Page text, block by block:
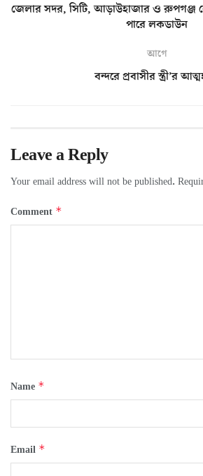
জেলার সদর, সিটি, আড়াউহাজার ও রুপগঞ্জ
পারে লকডাউন
আগে
বন্দরে প্রবাসীর স্ত্রী’র
Leave a Reply
Your email address will not be published.
Comment *
Name *
Email *